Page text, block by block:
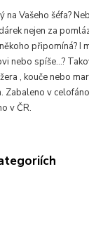
Vašeho šéfa?
nejen za
připomíná? I
nebo spíše...?
, kouče nebo
Zabaleno v
v ČR.